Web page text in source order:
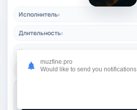
Исполнитель:
Длительность:
Качество:
Жанр:
muzfine.pro
Would like to send you notifications